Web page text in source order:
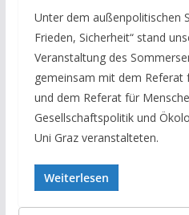
Unter dem außenpolitischen
Frieden, Sicherheit“ stand
Veranstaltung des
gemeinsam mit dem Referat
und dem Referat für
Gesellschaftspolitik und
Uni Graz veranstalteten.
Weiterlesen